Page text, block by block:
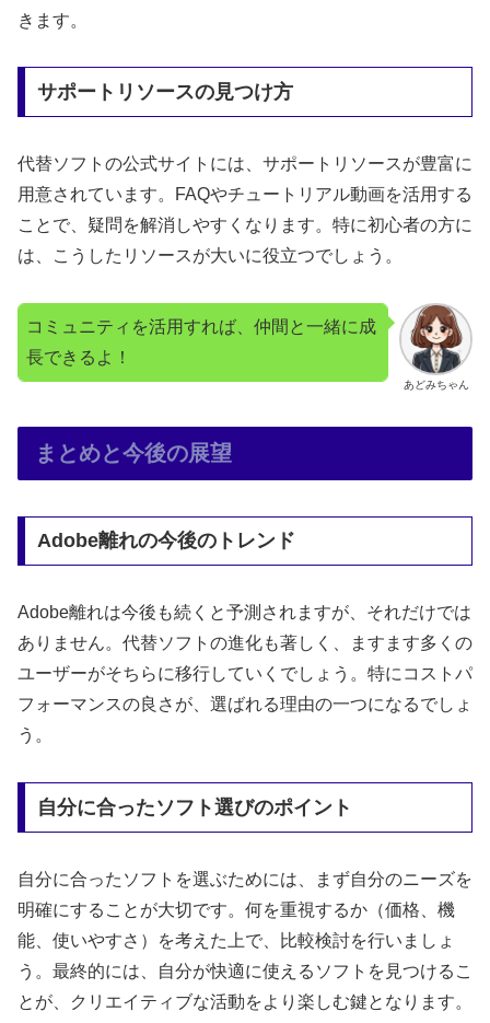
きます。
サポートリソースの見つけ方
代替ソフトの公式サイトには、サポートリソースが豊富に
用意されています。FAQやチュートリアル動画を活用する
ことで、疑問を解消しやすくなります。特に初心者の方に
は、こうしたリソースが大いに役立つでしょう。
あどみちゃん
コミュニティを活用すれば、仲間と一緒に成
長できるよ！
まとめと今後の展望
Adobe離れの今後のトレンド
Adobe離れは今後も続くと予測されますが、それだけでは
ありません。代替ソフトの進化も著しく、ますます多くの
ユーザーがそちらに移行していくでしょう。特にコストパ
フォーマンスの良さが、選ばれる理由の一つになるでしょ
う。
自分に合ったソフト選びのポイント
自分に合ったソフトを選ぶためには、まず自分のニーズを
明確にすることが大切です。何を重視するか（価格、機
能、使いやすさ）を考えた上で、比較検討を行いましょ
う。最終的には、自分が快適に使えるソフトを見つけるこ
とが、クリエイティブな活動をより楽しむ鍵となります。